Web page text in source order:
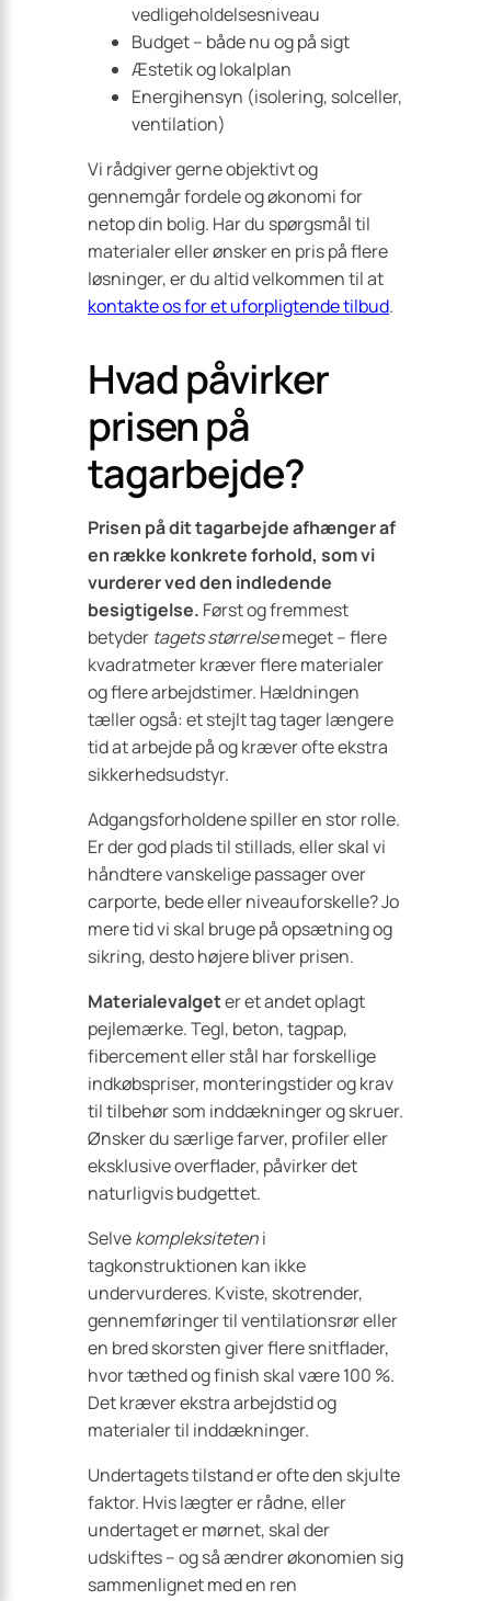
vedligeholdelsesniveau
Budget – både nu og på sigt
Æstetik og lokalplan
Energihensyn (isolering, solceller,
ventilation)
Vi rådgiver gerne objektivt og
gennemgår fordele og økonomi for
netop din bolig. Har du spørgsmål til
materialer eller ønsker en pris på flere
løsninger, er du altid velkommen til at
kontakte os for et uforpligtende tilbud.
Hvad påvirker
prisen på
tagarbejde?
Prisen på dit tagarbejde afhænger af
en række konkrete forhold, som vi
vurderer ved den indledende
besigtigelse. Først og fremmest
betyder tagets størrelsemeget – flere
kvadratmeter kræver flere materialer
og flere arbejdstimer. Hældningen
tæller også: et stejlt tag tager længere
tid at arbejde på og kræver ofte ekstra
sikkerhedsudstyr.
Adgangsforholdene spiller en stor rolle.
Er der god plads til stillads, eller skal vi
håndtere vanskelige passager over
carporte, bede eller niveauforskelle? Jo
mere tid vi skal bruge på opsætning og
sikring, desto højere bliver prisen.
Materialevalgeter et andet oplagt
pejlemærke. Tegl, beton, tagpap,
fibercement eller stål har forskellige
indkøbspriser, monteringstider og krav
til tilbehør som inddækninger og skruer.
Ønsker du særlige farver, profiler eller
eksklusive overflader, påvirker det
naturligvis budgettet.
Selvekompleksiteteni
tagkonstruktionen kan ikke
undervurderes. Kviste, skotrender,
gennemføringer til ventilationsrør eller
en bred skorsten giver flere snitflader,
hvor tæthed og finish skal være 100 %.
Det kræver ekstra arbejdstid og
materialer til inddækninger.
Undertagets tilstand er ofte den skjulte
faktor. Hvis lægter er rådne, eller
undertaget er mørnet, skal der
udskiftes – og så ændrer økonomien sig
sammenlignet med en ren